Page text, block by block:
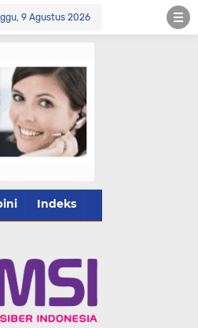
9 Agustus 2026
Indeks